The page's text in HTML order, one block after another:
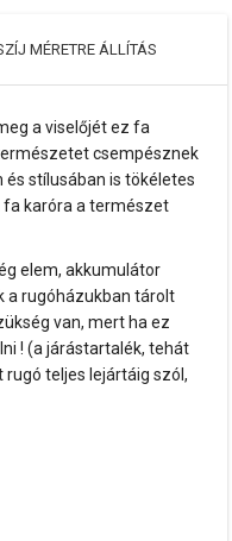
MÉRETRE ÁLLÍTÁS
a viselőjét ez fa
csempésznek
és stílusában is tökéletes
fa karóra a természet
elem, akkumulátor
a rugóházukban tárolt
van, mert ha ez
! (a járástartalék, tehát
teljes lejártáig szól,